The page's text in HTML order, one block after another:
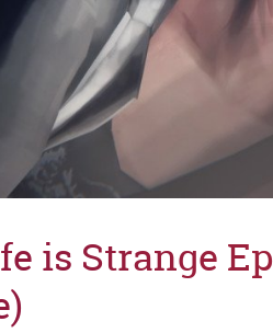
is Strange